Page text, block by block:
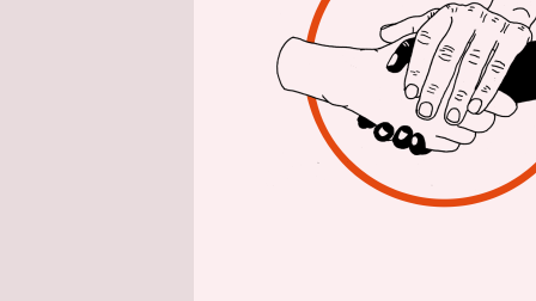
schlossen
Doch
Nacht“